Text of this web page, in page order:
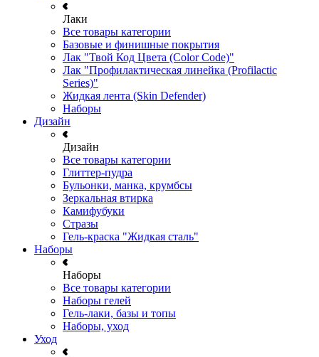
Лаки
Все товары категории
Базовые и финишные покрытия
Лак "Твой Код Цвета (Color Code)"
Лак "Профилактическая линейка (Profilactic
Series)"
Жидкая лента (Skin Defender)
Наборы
Дизайн
Дизайн
Все товары категории
Глиттер-пудра
Бульонки, манка, крумбсы
Зеркальная втирка
Камифубуки
Стразы
Гель-краска "Жидкая сталь"
Наборы
Наборы
Все товары категории
Наборы гелей
Гель-лаки, базы и топы
Наборы, уход
Уход